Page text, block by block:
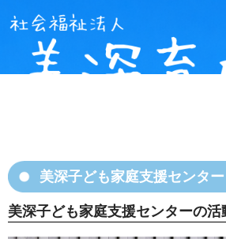
美深子ども家庭支援センター
美深子ども家庭支援センターの活